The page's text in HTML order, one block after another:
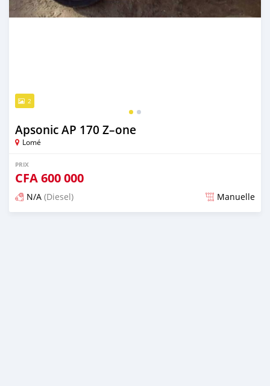
2
Apsonic AP 170 Z–one
Lomé
PRIX
CFA600 000
N/A (Diesel) Manuelle